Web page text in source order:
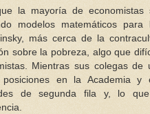
la mayoría de
modelos matemáticos
más cerca de la
sobre la pobreza, algo que
Mientras sus colegas
posiciones en la Academia
de segunda fila y, lo